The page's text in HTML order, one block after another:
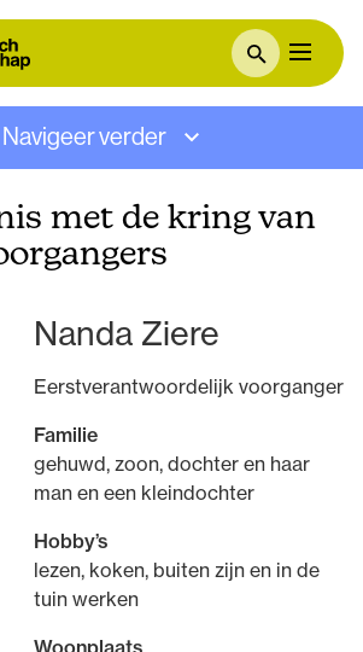
Navigeer verder
met de kring van
Nanda Ziere
Eerstverantwoordelijk voorganger
Familie
gehuwd, zoon, dochter en haar
man en een kleindochter
Hobby’s
lezen, koken, buiten zijn en in de
tuin werken
Woonplaats